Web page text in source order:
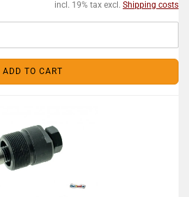
incl. 19% tax excl. Shipping costs
ADD TO CART